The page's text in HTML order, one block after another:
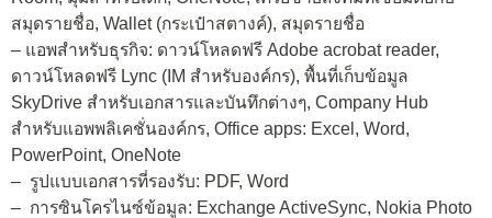
สมุดรายชื่อ, Wallet (กระเป๋าสตางค์), สมุดรายชื่อ
– แอพสำหรับธุรกิจ: ดาวน์โหลดฟรี Adobe acrobat reader,
ดาวน์โหลดฟรี Lync (IM สำหรับองค์กร), พื้นที่เก็บข้อมูล
SkyDrive สำหรับเอกสารและบันทึกต่างๆ, Company Hub
สำหรับแอพพลิเคชั่นองค์กร, Office apps: Excel, Word,
PowerPoint, OneNote
– รูปแบบเอกสารที่รองรับ: PDF, Word
– การซินโครไนซ์ข้อมูล: Exchange ActiveSync, Nokia Photo